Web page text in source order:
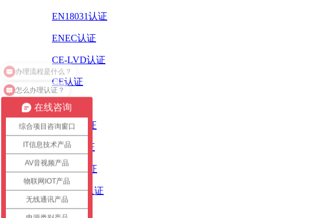
EN18031认证
ENEC认证
CE-LVD认证
CE认证
ErP认证
ROHS认证
PAHS认证
WEEE认证
REACH认证
英国
在线咨询
综合项目咨询窗口
IT信息技术产品
AV音视频产品
物联网IOT产品
无线通讯产品
怎么办理认证？